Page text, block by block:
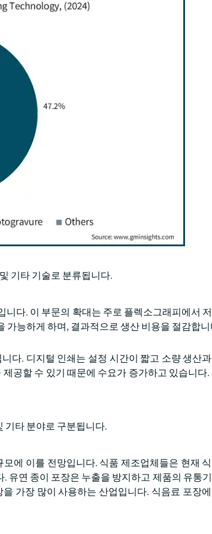
기타 기술로 분류됩니다.
다. 이 부문의 확대는 주로 플렉소그래피에서
가능하게 하며, 결과적으로 생산 비용을 절감합니
다. 디지털 인쇄는 설정 시간이 짧고 소량 생산
공할 수 있기 때문에 수요가 증가하고 있습니다.
기타 분야로 구분됩니다.
에 이를 전망입니다. 식품 제조업체들은 현재
유연 종이 포장은 누출을 방지하고 제품의 유통
가장 많이 사용하는 산업입니다. 식음료 포장